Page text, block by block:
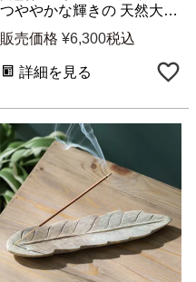
つややかな輝きの 天然大理石サイドテーブル 円形 マットブラック脚 約W20.3×D20.3×H38.1cm [34550]
販売価格 ¥6,300税込
詳細を見る